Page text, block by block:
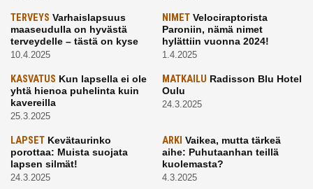
TERVEYS Varhaislapsuus
maaseudulla on hyvästä
terveydelle – tästä on kyse
10.4.2025
NIMETVelociraptorista
Paroniin, nämä nimet
hylättiin vuonna 2024!
1.4.2025
KASVATUS Kun lapsella ei ole
yhtä hienoa puhelinta kuin
kavereilla
25.3.2025
MATKAILU Radisson Blu Hotel
Oulu
24.3.2025
LAPSET Kevätaurinko
porottaa: Muista suojata
lapsen silmät!
24.3.2025
ARKI Vaikea, mutta tärkeä
aihe: Puhutaanhan teillä
kuolemasta?
4.3.2025